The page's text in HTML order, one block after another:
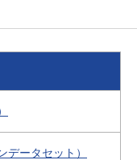
ータセット）